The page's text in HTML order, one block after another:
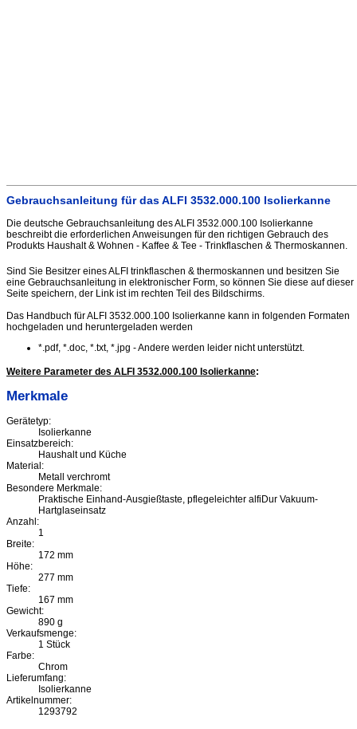
Gebrauchsanleitung für das ALFI 3532.000.100 Isolierkanne
Die deutsche Gebrauchsanleitung des ALFI 3532.000.100 Isolierkanne
beschreibt die erforderlichen Anweisungen für den richtigen Gebrauch des
Produkts Haushalt & Wohnen - Kaffee & Tee - Trinkflaschen & Thermoskannen.
Sind Sie Besitzer eines ALFI trinkflaschen & thermoskannen und besitzen Sie
eine Gebrauchsanleitung in elektronischer Form, so können Sie diese auf dieser
Seite speichern, der Link ist im rechten Teil des Bildschirms.
Das Handbuch für ALFI 3532.000.100 Isolierkanne kann in folgenden Formaten
hochgeladen und heruntergeladen werden
*.pdf, *.doc, *.txt, *.jpg - Andere werden leider nicht unterstützt.
Weitere Parameter des ALFI 3532.000.100 Isolierkanne:
Merkmale
Gerätetyp:
Isolierkanne
Einsatzbereich:
Haushalt und Küche
Material:
Metall verchromt
Besondere Merkmale:
Praktische Einhand-Ausgießtaste, pflegeleichter alfiDur Vakuum-
Hartglaseinsatz
Anzahl:
1
Breite:
172 mm
Höhe:
277 mm
Tiefe:
167 mm
Gewicht:
890 g
Verkaufsmenge:
1 Stück
Farbe:
Chrom
Lieferumfang:
Isolierkanne
Artikelnummer:
1293792